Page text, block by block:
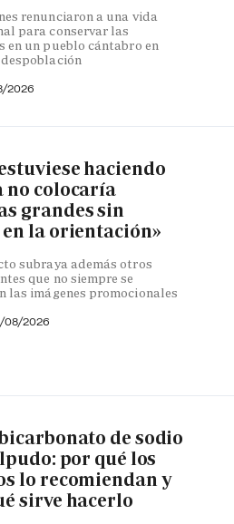
renunciaron a una vida
para conservar las
en un pueblo cántabro en
2026
haciendo
no colocaría
grandes sin
la orientación»
subraya además otros
que no siempre se
las imágenes promocionales
08/2026
de sodio
por qué los
lo recomiendan y
sirve hacerlo